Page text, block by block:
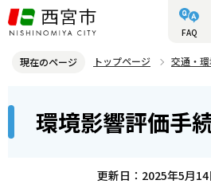
こ
の
ジ
先
FAQ
現在のページ トップページ
交通・
環境影響評価手続きについて
こ
環境影響評価手
更新日：2025年5月14